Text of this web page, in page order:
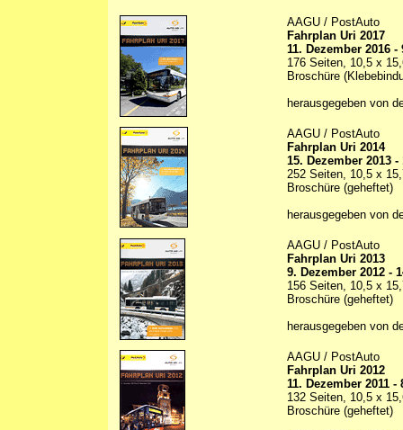
AAGU / PostAuto
Fahrplan Uri 2017
11. Dezember 2016 -
176 Seiten, 10,5 x
Broschüre
herausgegeben von
AAGU / PostAuto
Fahrplan Uri 2014
15. Dezember 2013
252 Seiten, 10,5 x
Broschüre (geheftet)
herausgegeben von
AAGU / PostAuto
Fahrplan Uri 2013
9. Dezember 2012 -
156 Seiten, 10,5 x
Broschüre (geheftet)
herausgegeben von
AAGU / PostAuto
Fahrplan Uri 2012
11. Dezember 2011 -
132 Seiten, 10,5 x
Broschüre (geheftet)